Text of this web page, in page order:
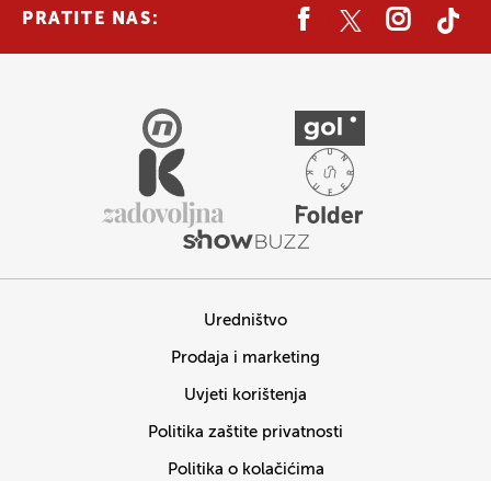
PRATITE NAS:
Uredništvo
Prodaja i marketing
Uvjeti korištenja
Politika zaštite privatnosti
Politika o kolačićima